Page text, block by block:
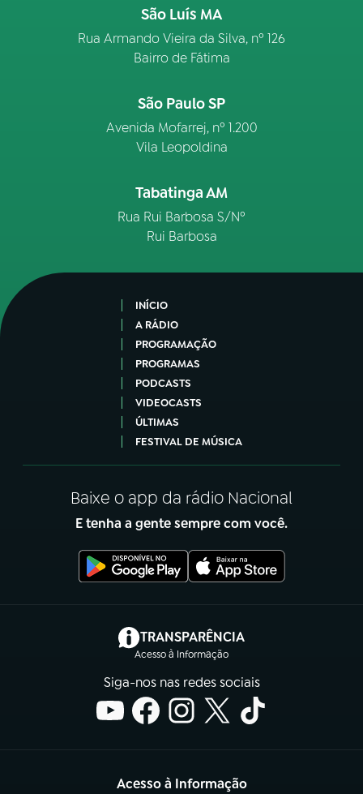
São Luís MA
Rua Armando Vieira da Silva, nº 126
Bairro de Fátima
São Paulo SP
Avenida Mofarrej, nº 1.200
Vila Leopoldina
Tabatinga AM
Rua Rui Barbosa S/Nº
Rui Barbosa
INÍCIO
A RÁDIO
PROGRAMAÇÃO
PROGRAMAS
PODCASTS
VIDEOCASTS
ÚLTIMAS
FESTIVAL DE MÚSICA
Baixe o app da rádio Nacional
E tenha a gente sempre com você.
TRANSPARÊNCIA
Acesso à Informação
(abre em nova aba)
Siga-nos nas redes sociais
Acesso à Informação